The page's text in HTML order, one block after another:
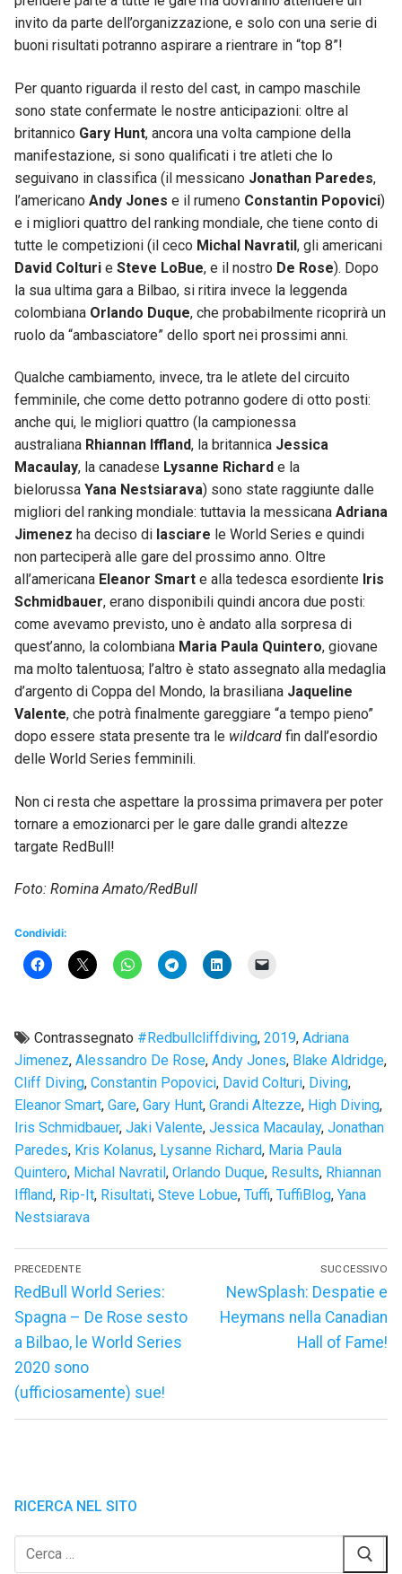
invito da parte dell’organizzazione, e solo con una serie di
buoni risultati potranno aspirare a rientrare in “top 8”!
Per quanto riguarda il resto del cast, in campo maschile
sono state confermate le nostre anticipazioni: oltre al
britannico Gary Hunt, ancora una volta campione della
manifestazione, si sono qualificati i tre atleti che lo
seguivano in classifica (il messicano Jonathan Paredes,
l’americano Andy Jones e il rumeno Constantin Popovici)
e i migliori quattro del ranking mondiale, che tiene conto di
tutte le competizioni (il ceco Michal Navratil, gli americani
David Colturi e Steve LoBue, e il nostro De Rose). Dopo
la sua ultima gara a Bilbao, si ritira invece la leggenda
colombiana Orlando Duque, che probabilmente ricoprirà un
ruolo da “ambasciatore” dello sport nei prossimi anni.
Qualche cambiamento, invece, tra le atlete del circuito
femminile, che come detto potranno godere di otto posti:
anche qui, le migliori quattro (la campionessa
australiana Rhiannan Iffland, la britannica Jessica
Macaulay, la canadese Lysanne Richard e la
bielorussa Yana Nestsiarava) sono state raggiunte dalle
migliori del ranking mondiale: tuttavia la messicana Adriana
Jimenez ha deciso di lasciare le World Series e quindi
non parteciperà alle gare del prossimo anno. Oltre
all’americana Eleanor Smart e alla tedesca esordiente Iris
Schmidbauer, erano disponibili quindi ancora due posti:
come avevamo previsto, uno è andato alla sorpresa di
quest’anno, la colombiana Maria Paula Quintero, giovane
ma molto talentuosa; l’altro è stato assegnato alla medaglia
d’argento di Coppa del Mondo, la brasiliana Jaqueline
Valente, che potrà finalmente gareggiare “a tempo pieno”
dopo essere stata presente tra le wildcard fin dall’esordio
delle World Series femminili.
Non ci resta che aspettare la prossima primavera per poter
tornare a emozionarci per le gare dalle grandi altezze
targate RedBull!
Foto: Romina Amato/RedBull
Condividi:
Contrassegnato #redbullcliffdiving, 2019, Adriana
Jimenez, Alessandro De Rose, Andy Jones, Blake Aldridge,
Cliff Diving, Constantin Popovici, David Colturi, Diving,
Eleanor Smart, Gare, Gary Hunt, Grandi Altezze, High Diving,
Iris Schmidbauer, Jaki Valente, Jessica Macaulay, Jonathan
Paredes, Kris Kolanus, Lysanne Richard, Maria Paula
Quintero, Michal Navratil, Orlando Duque, Results, Rhiannan
Iffland, Rip-It, Risultati, Steve Lobue, Tuffi, TuffiBlog, Yana
Nestsiarava
Navigazione
articoli
PRECEDENTE
Articolo
precedente:
RedBull World Series:
Spagna – De Rose sesto
a Bilbao, le World Series
2020 sono
(ufficiosamente) sue!
SUCCESSIVO
Articolo
successivo:
NewSplash: Despatie e
Heymans nella Canadian
Hall of Fame!
RICERCA NEL SITO
Cerca: